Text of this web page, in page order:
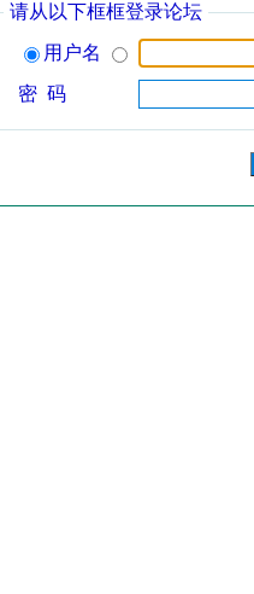
请从以下框框登录论坛
用户名
密 码